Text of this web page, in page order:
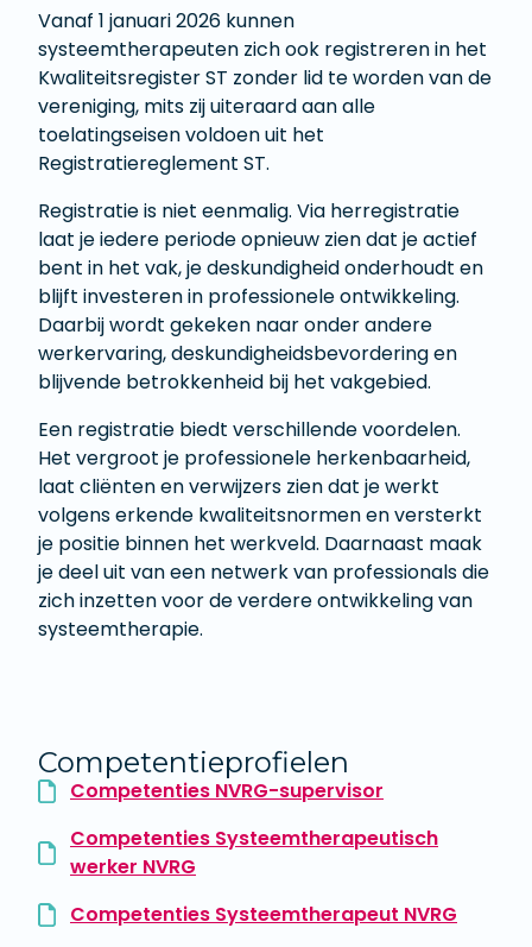
Vanaf 1 januari 2026 kunnen
systeemtherapeuten zich ook registreren in het
Kwaliteitsregister ST zonder lid te worden van de
vereniging, mits zij uiteraard aan alle
toelatingseisen voldoen uit het
Registratiereglement ST.
Registratie is niet eenmalig. Via herregistratie
laat je iedere periode opnieuw zien dat je actief
bent in het vak, je deskundigheid onderhoudt en
blijft investeren in professionele ontwikkeling.
Daarbij wordt gekeken naar onder andere
werkervaring, deskundigheidsbevordering en
blijvende betrokkenheid bij het vakgebied.
Een registratie biedt verschillende voordelen.
Het vergroot je professionele herkenbaarheid,
laat cliënten en verwijzers zien dat je werkt
volgens erkende kwaliteitsnormen en versterkt
je positie binnen het werkveld. Daarnaast maak
je deel uit van een netwerk van professionals die
zich inzetten voor de verdere ontwikkeling van
systeemtherapie.
Competentieprofielen
Competenties NVRG-supervisor
Competenties Systeemtherapeutisch
werker NVRG
Competenties Systeemtherapeut NVRG